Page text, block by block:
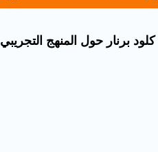
برنار حول المنهج التجريبي